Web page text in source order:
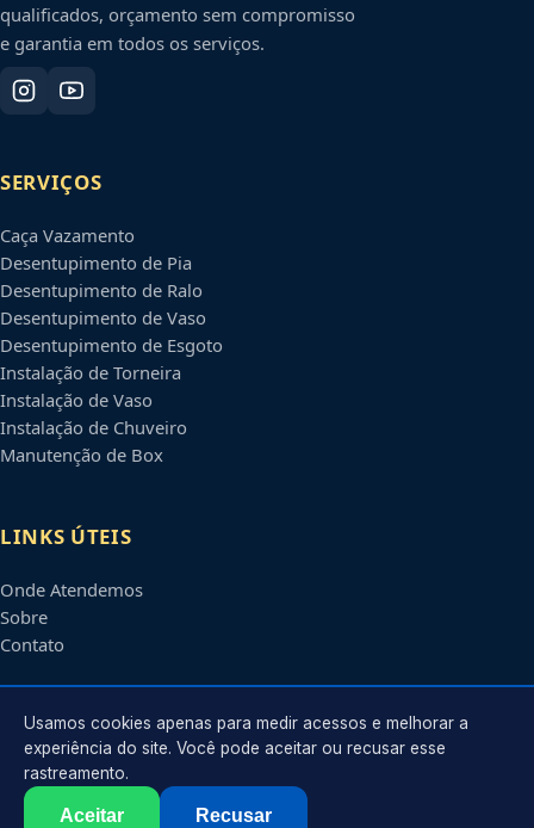
qualificados, orçamento sem compromisso
e garantia em todos os serviços.
SERVIÇOS
Caça Vazamento
Desentupimento de Pia
Desentupimento de Ralo
Desentupimento de Vaso
Desentupimento de Esgoto
Instalação de Torneira
Instalação de Vaso
Instalação de Chuveiro
Manutenção de Box
LINKS ÚTEIS
Onde Atendemos
Sobre
Contato
CONTATO
Atendimento em
contato@encanadoremnatal.com.br
Usamos cookies apenas para medir acessos e melhorar a
experiência do site. Você pode aceitar ou recusar esse
rastreamento.
Aceitar Recusar